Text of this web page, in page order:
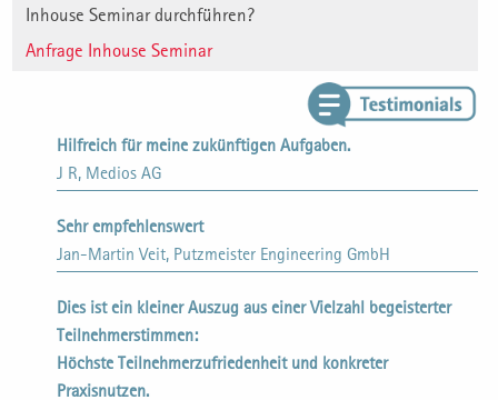
Inhouse Seminar durchführen?
Anfrage Inhouse Seminar
Hilfreich für meine zukünftigen Aufgaben.
J R, Medios AG
Sehr empfehlenswert
Jan-Martin Veit, Putzmeister Engineering GmbH
Dies ist ein kleiner Auszug aus einer Vielzahl begeisterter
Teilnehmerstimmen:
Höchste Teilnehmerzufriedenheit und konkreter
Praxisnutzen.